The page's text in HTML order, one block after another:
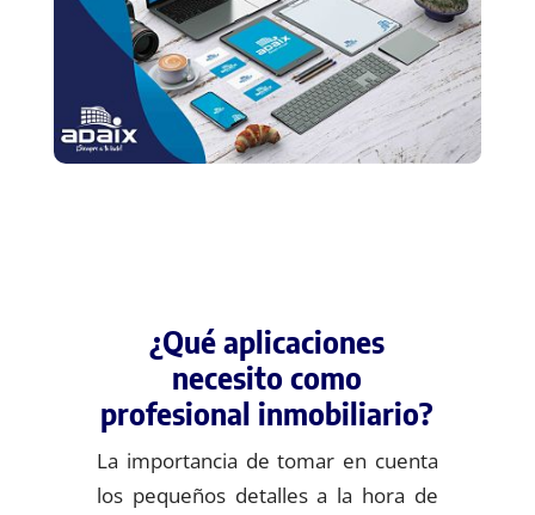
¿Qué aplicaciones
necesito como
profesional inmobiliario?
La importancia de tomar en cuenta
los pequeños detalles a la hora de